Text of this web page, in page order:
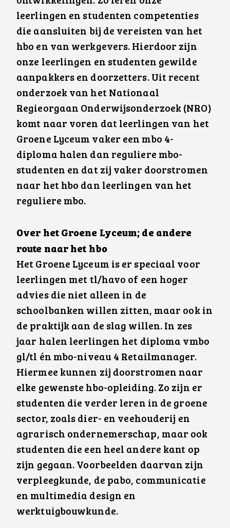
leerlingen en studenten competenties
die aansluiten bij de vereisten van het
hbo en van werkgevers. Hierdoor zijn
onze leerlingen en studenten gewilde
aanpakkers en doorzetters. Uit recent
onderzoek van het Nationaal
Regieorgaan Onderwijsonderzoek (NRO)
komt naar voren dat leerlingen van het
Groene Lyceum vaker een mbo 4-
diploma halen dan reguliere mbo-
studenten en dat zij vaker doorstromen
naar het hbo dan leerlingen van het
reguliere mbo.
Over het Groene Lyceum; de andere
route naar het hbo
Het Groene Lyceum is er speciaal voor
leerlingen met tl/havo of een hoger
advies die niet alleen in de
schoolbanken willen zitten, maar ook in
de praktijk aan de slag willen. In zes
jaar halen leerlingen het diploma vmbo
gl/tl én mbo-niveau 4 Retailmanager.
Hiermee kunnen zij doorstromen naar
elke gewenste hbo-opleiding. Zo zijn er
studenten die verder leren in de groene
sector, zoals dier- en veehouderij en
agrarisch ondernemerschap, maar ook
studenten die een heel andere kant op
zijn gegaan. Voorbeelden daarvan zijn
verpleegkunde, de pabo, communicatie
en multimedia design en
werktuigbouwkunde.